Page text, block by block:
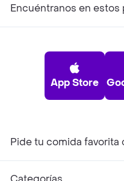
Encuéntranos en estos
App Store
Pide tu comida favorita